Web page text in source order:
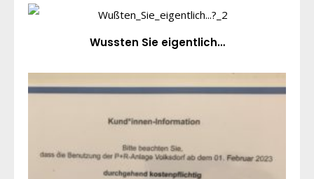
Wussten Sie eigentlich…